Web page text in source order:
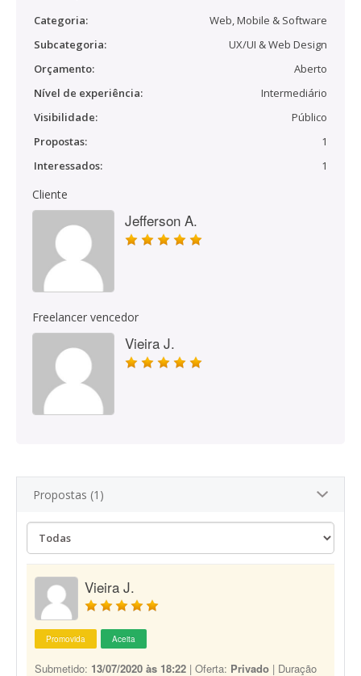
Categoria:
Web, Mobile & Software
Subcategoria:
UX/UI & Web Design
Orçamento:
Aberto
Nível de experiência:
Intermediário
Visibilidade:
Público
Propostas:
1
Interessados:
1
Cliente
Jefferson A.
Freelancer vencedor
Vieira J.
Propostas (1)
Vieira J.
Promovida Aceita
Submetido: 13/07/2020 às 18:22 | Oferta: Privado | Duração